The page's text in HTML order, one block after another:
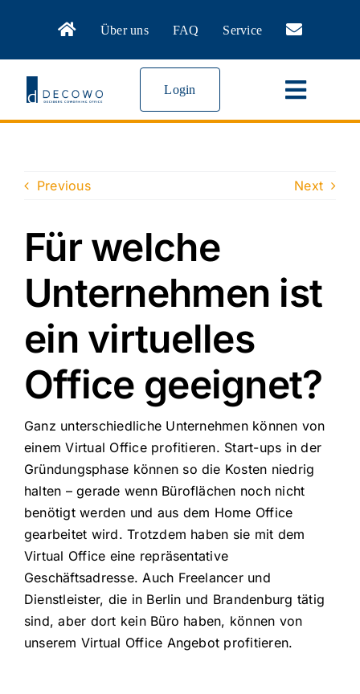
Über uns FAQ Service
Login
Toggle
News
Previous Next
Für welche
Unternehmen ist
ein virtuelles
Office geeignet?
Ganz unterschiedliche Unternehmen können von
einem Virtual Office profitieren. Start-ups in der
Gründungsphase können so die Kosten niedrig
halten – gerade wenn Büroflächen noch nicht
benötigt werden und aus dem Home Office
gearbeitet wird. Trotzdem haben sie mit dem
Virtual Office eine repräsentative
Geschäftsadresse. Auch Freelancer und
Dienstleister, die in Berlin und Brandenburg tätig
sind, aber dort kein Büro haben, können von
unserem Virtual Office Angebot profitieren.